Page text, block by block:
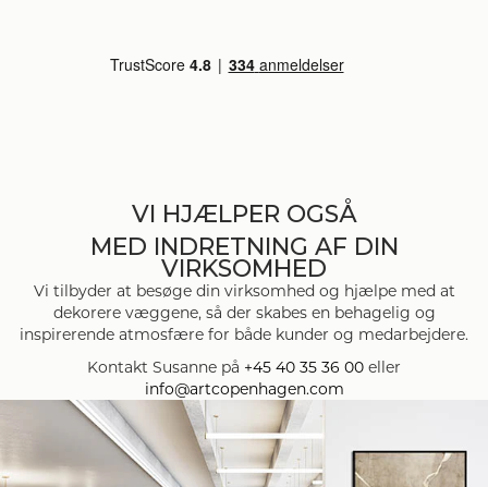
VI HJÆLPER OGSÅ
MED INDRETNING AF DIN
VIRKSOMHED
Vi tilbyder at besøge din virksomhed og hjælpe med at
dekorere væggene, så der skabes en behagelig og
inspirerende atmosfære for både kunder og medarbejdere.
Kontakt Susanne på +45 40 35 36 00 eller
info@artcopenhagen.com